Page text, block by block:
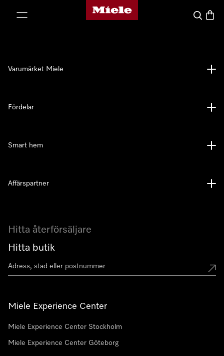
Mieles hemsida
Sök
Hitta återförsäljare
Hitta butik
Miele Experience Center
Miele Experience Center Stockholm
Miele Experience Center Göteborg
Varumärket Miele
Fördelar
Smart hem
Affärspartner